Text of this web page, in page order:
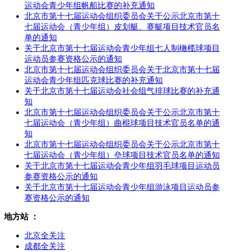
运动会青少年组帆船比赛的补充通知
北京市第十七届运动会组织委员会关于公示北京市第十
七届运动会（青少年组）皮划艇、赛艇项目技术官员名
单的通知
关于北京市第十七届运动会青少年组七人制橄榄球项目
运动员参赛资格公示的通知
北京市第十七届运动会组织委员会关于北京市第十七届
运动会青少年组匹克球比赛的补充通知
关于北京市第十七届运动会社会组气排球比赛的补充通
知
北京市第十七届运动会组织委员会关于公示北京市第十
七届运动会（青少年组）曲棍球项目技术官员名单的通
知
北京市第十七届运动会组织委员会关于公示北京市第十
七届运动会（青少年组）垒球项目技术官员名单的通知
关于北京市第十七届运动会青少年组羽毛球项目运动员
参赛资格公示的通知
关于北京市第十七届运动会青少年组游泳项目运动员参
赛资格公示的通知
地方站 ：
北京全关注
成都全关注